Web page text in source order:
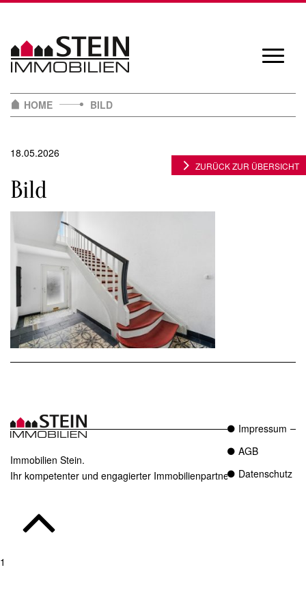
content
HOME
BILD
18.05.2026
Bild
ZURÜCK ZUR ÜBERSICHT
Immobilien Stein.
Ihr kompetenter und engagierter Immobilienpartner in Essen.
Impressum
AGB
Datenschutz
1